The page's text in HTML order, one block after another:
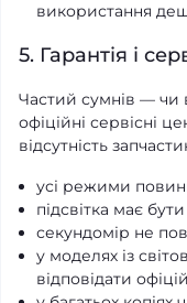
використання
5. Гарантія і
Частий сумнів — чи
офіційні сервісні
відсутність
усі режими
підсвітка має
секундомір не
у моделях із
відповідати